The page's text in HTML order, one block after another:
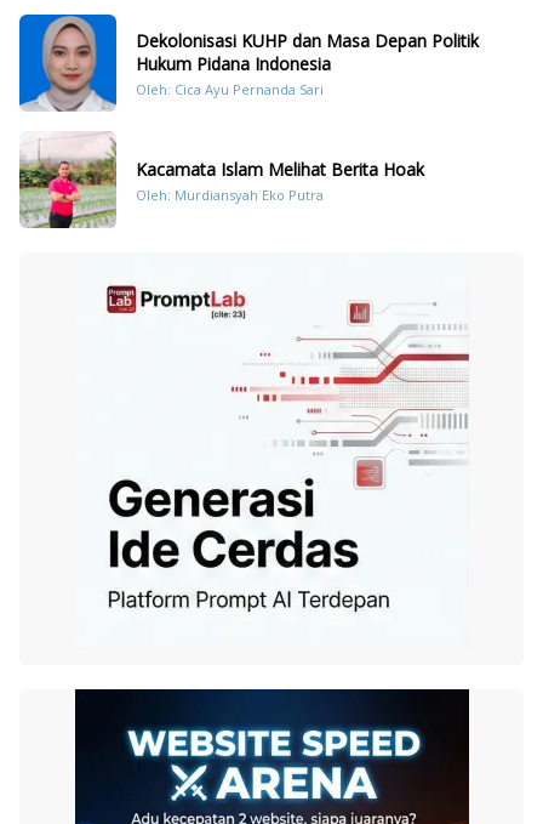
Dekolonisasi KUHP dan Masa Depan Politik
Hukum Pidana Indonesia
Oleh: Cica Ayu Pernanda Sari
Kacamata Islam Melihat Berita Hoak
Oleh: Murdiansyah Eko Putra